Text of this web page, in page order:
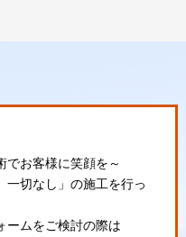
お客様に笑顔を～
切なし」の施工を行っ
ームをご検討の際は